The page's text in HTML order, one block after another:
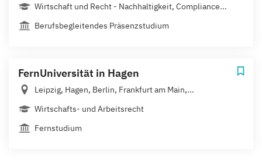
Wirtschaft und Recht - Nachhaltigkeit, Compliance...
Berufsbegleitendes Präsenzstudium
FernUniversität in Hagen
Leipzig, Hagen, Berlin, Frankfurt am Main,...
Wirtschafts- und Arbeitsrecht
Fernstudium